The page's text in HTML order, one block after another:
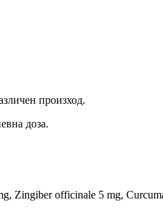
произход.
доза.
Zingiber officinale 5 mg,